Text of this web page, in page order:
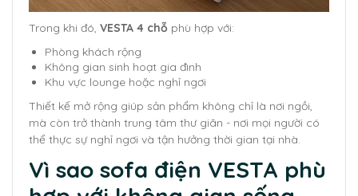
Trong khi đó, VESTA 4 chỗ phù hợp với:
Phòng khách rộng
Không gian sinh hoạt gia đình
Khu vực lounge hoặc nghỉ ngơi
Thiết kế mở rộng giúp sản phẩm không chỉ là nơi ngồi,
mà còn trở thành trung tâm thư giãn - nơi mọi người có
thể thực sự nghỉ ngơi và tận hưởng thời gian tại nhà.
Vì sao sofa điện VESTA phù